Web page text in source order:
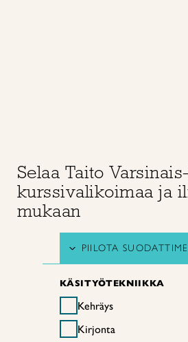
Selaa Taito
kurssivalikoimaa ja
mukaan
PIILOTA
KÄSITYÖTEKNIIKKA
Kehräys
Kirjonta